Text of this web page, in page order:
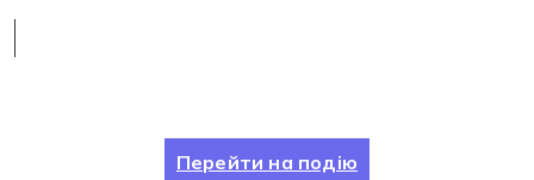
Перейти на подію